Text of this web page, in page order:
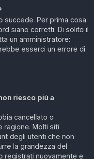
succede. Per prima cosa
siano corretti. Di solito il
un amministratore:
esserci un errore di
riesco più a
cancellato o
ragione. Molti siti
degli utenti che non
la grandezza del
registrati nuovamente e